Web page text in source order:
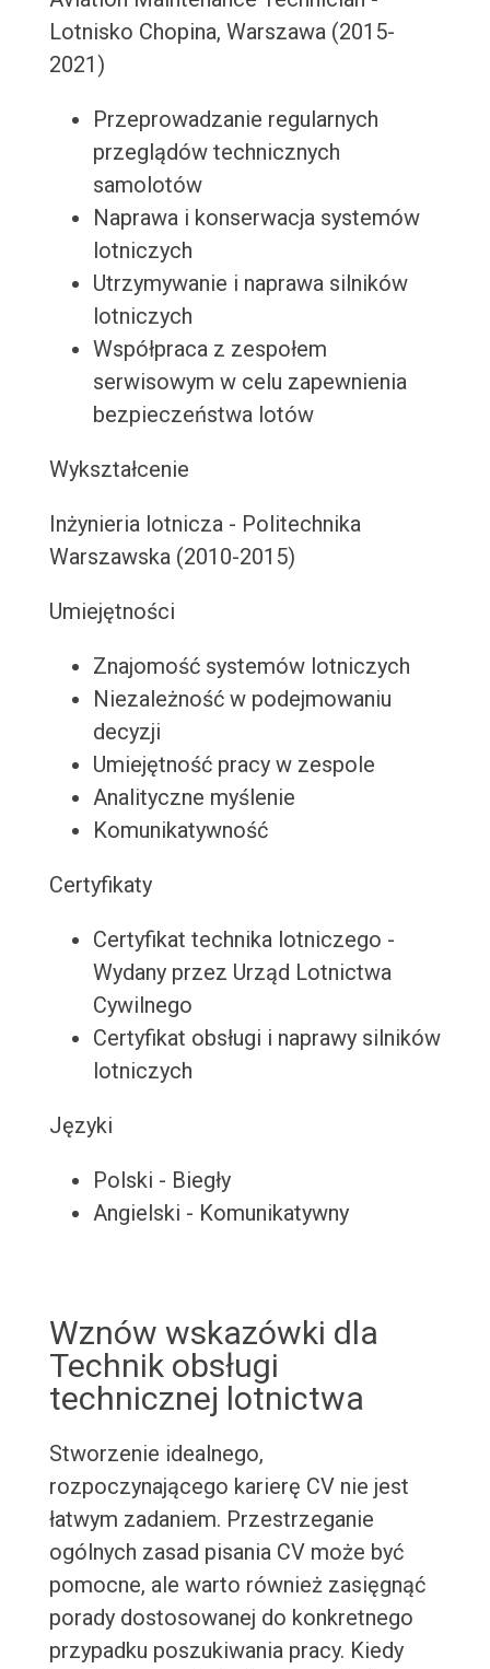
Lotnisko Chopina, Warszawa (2015-
2021)
Przeprowadzanie regularnych
przeglądów technicznych
samolotów
Naprawa i konserwacja systemów
lotniczych
Utrzymywanie i naprawa silników
lotniczych
Współpraca z zespołem
serwisowym w celu zapewnienia
bezpieczeństwa lotów
Wykształcenie
Inżynieria lotnicza - Politechnika
Warszawska (2010-2015)
Umiejętności
Znajomość systemów lotniczych
Niezależność w podejmowaniu
decyzji
Umiejętność pracy w zespole
Analityczne myślenie
Komunikatywność
Certyfikaty
Certyfikat technika lotniczego -
Wydany przez Urząd Lotnictwa
Cywilnego
Certyfikat obsługi i naprawy silników
lotniczych
Języki
Polski - Biegły
Angielski - Komunikatywny
Wznów wskazówki dla
Technik obsługi
technicznej lotnictwa
Stworzenie idealnego,
rozpoczynającego karierę CV nie jest
łatwym zadaniem. Przestrzeganie
ogólnych zasad pisania CV może być
pomocne, ale warto również zasięgnąć
porady dostosowanej do konkretnego
przypadku poszukiwania pracy. Kiedy